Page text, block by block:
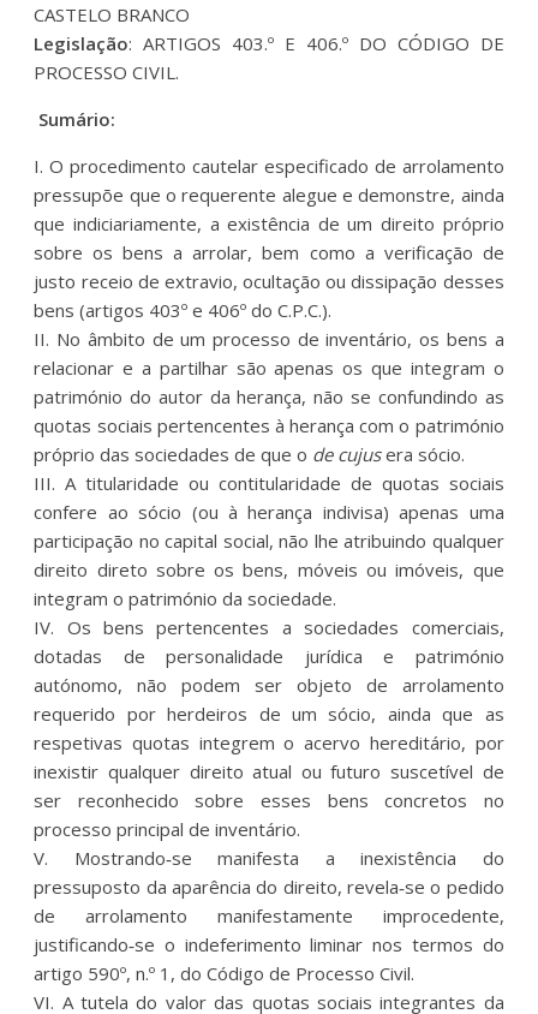
CASTELO BRANCO
Legislação: ARTIGOS 403.º E 406.º DO CÓDIGO DE
PROCESSO CIVIL.
Sumário:
I. O procedimento cautelar especificado de arrolamento
pressupõe que o requerente alegue e demonstre, ainda
que indiciariamente, a existência de um direito próprio
sobre os bens a arrolar, bem como a verificação de
justo receio de extravio, ocultação ou dissipação desses
bens (artigos 403º e 406º do C.P.C.).
II. No âmbito de um processo de inventário, os bens a
relacionar e a partilhar são apenas os que integram o
património do autor da herança, não se confundindo as
quotas sociais pertencentes à herança com o património
próprio das sociedades de que o de cujusera sócio.
III. A titularidade ou contitularidade de quotas sociais
confere ao sócio (ou à herança indivisa) apenas uma
participação no capital social, não lhe atribuindo qualquer
direito direto sobre os bens, móveis ou imóveis, que
integram o património da sociedade.
IV. Os bens pertencentes a sociedades comerciais,
dotadas de personalidade jurídica e património
autónomo, não podem ser objeto de arrolamento
requerido por herdeiros de um sócio, ainda que as
respetivas quotas integrem o acervo hereditário, por
inexistir qualquer direito atual ou futuro suscetível de
ser reconhecido sobre esses bens concretos no
processo principal de inventário.
V. Mostrando‑se manifesta a inexistência do
pressuposto da aparência do direito, revela‑se o pedido
de arrolamento manifestamente improcedente,
justificando‑se o indeferimento liminar nos termos do
artigo 590º, n.º 1, do Código de Processo Civil.
VI. A tutela do valor das quotas sociais integrantes da